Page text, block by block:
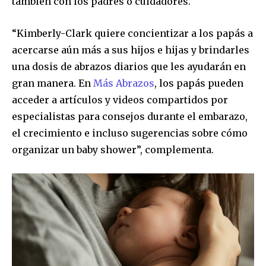
“Kimberly-Clark quiere concientizar a los papás a
acercarse aún más a sus hijos e hijas y brindarles
una dosis de abrazos diarios que les ayudarán en
gran manera. En Más Abrazos, los papás pueden
acceder a artículos y videos compartidos por
especialistas para consejos durante el embarazo,
el crecimiento e incluso sugerencias sobre cómo
organizar un baby shower”, complementa.